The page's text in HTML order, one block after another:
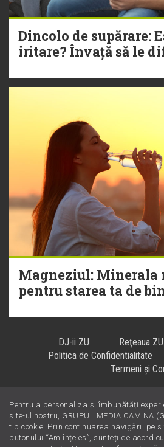
Dincolo de supărare:
iritare? Învață să le
Magneziul: Minerala
pentru starea ta de
DJ-ii ZU Reţeaua ZU
Politica de Confidentialitate
Termeni și
Hiturile se ascultă
Pentru a personaliza și îmbunătăți
site-ul nostru, GRUPUL MEDIA CAMINA
tip cookie. Prin continuarea navigării pe
butonului “Am înțeles”, sunteți de acord